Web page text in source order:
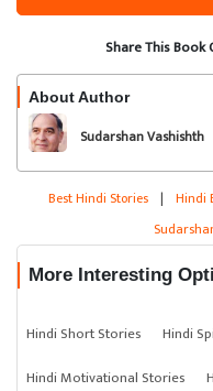
Share This Book
About Author
Sudarshan Vashishth
Best Hindi Stories | Hindi
More Interesting
Hindi Short Stories Hindi
Hindi Motivational Stories